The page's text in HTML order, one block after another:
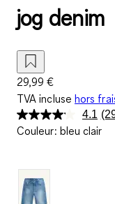
jog denim
29,99 €
TVA incluse hors
4.1
29
Couleur: bleu clair